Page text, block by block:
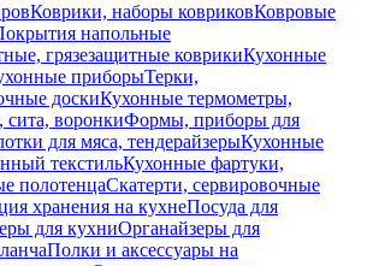
Коврики, наборы ковриковКовровые
напольные
грязезащитные коврикиКухонные
приборыТерки,
доскиКухонные термометры,
воронкиФормы, приборы для
для мяса, тендерайзерыКухонные
текстильКухонные фартуки,
полотенцаСкатерти, сервировочные
хранения на кухнеПосуда для
для кухниОрганайзеры для
Полки и аксессуары на